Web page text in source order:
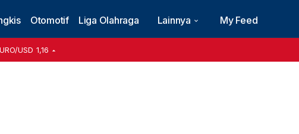
Otomotif Liga Olahraga Lainnya My Feed
USD 1,16